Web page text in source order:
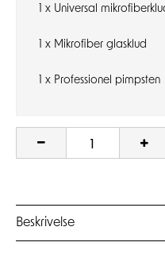
1 x Universal
1 x Mikrofiber glasklud
1 x Professionel pimpsten
Beskrivelse